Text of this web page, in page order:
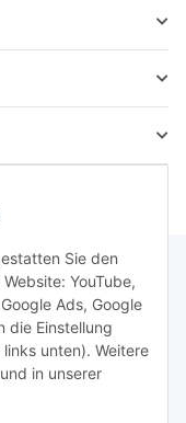
Sie den
YouTube,
Ads, Google
die Einstellung
unten). Weitere
und in unserer
Ihrer
jederzeit widerruflich
per E-Mail zu.